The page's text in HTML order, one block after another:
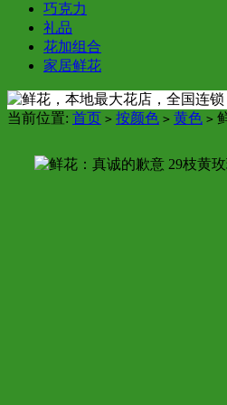
巧克力
礼品
花加组合
家居鲜花
当前位置: 首页 > 按颜色 > 黄色 >